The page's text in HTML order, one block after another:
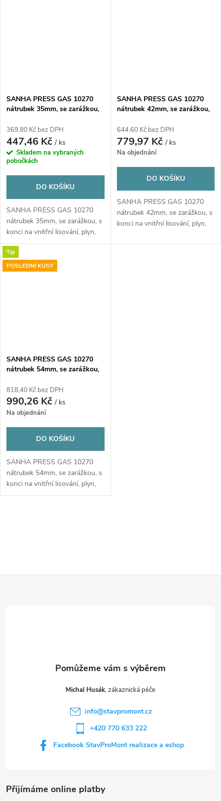
SANHA PRESS GAS 10270
nátrubek 35mm, se zarážkou,
plyn, měď
369,80 Kč bez DPH
447,46 Kč/ ks
Skladem na vybraných
pobočkách
DO KOŠÍKU
SANHA PRESS GAS 10270
nátrubek 35mm, se zarážkou, s
konci na vnitřní lisování, plyn,
měď
SANHA PRESS GAS 10270
nátrubek 42mm, se zarážkou,
plyn, měď
644,60 Kč bez DPH
779,97 Kč/ ks
Na objednání
DO KOŠÍKU
SANHA PRESS GAS 10270
nátrubek 42mm, se zarážkou, s
konci na vnitřní lisování, plyn,
Tip
POSLEDNÍ KUSY
SANHA PRESS GAS 10270
nátrubek 54mm, se zarážkou,
plyn, měď
818,40 Kč bez DPH
990,26 Kč/ ks
Na objednání
DO KOŠÍKU
SANHA PRESS GAS 10270
nátrubek 54mm, se zarážkou, s
konci na vnitřní lisování, plyn,
měď
v
Přijímáme online platby
Michal Husák
info@stavpromont.cz
+420 770 633 222
Facebook StavProMont realizace a eshop